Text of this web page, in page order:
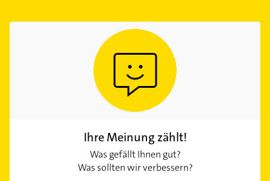
Ihre Meinung zählt!
Was gefällt Ihnen gut?
Was sollten wir verbessern?